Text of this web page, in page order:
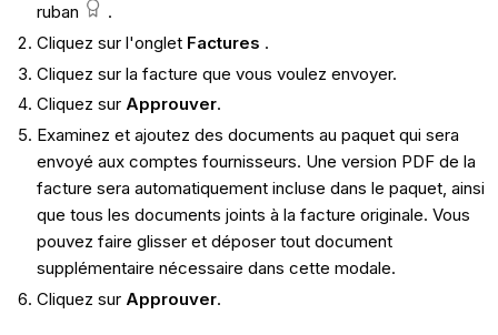
ruban
.
Cliquez sur l'onglet Factures .
Cliquez sur la facture que vous voulez envoyer.
Cliquez sur Approuver.
Examinez et ajoutez des documents au paquet qui sera
envoyé aux comptes fournisseurs. Une version PDF de la
facture sera automatiquement incluse dans le paquet, ainsi
que tous les documents joints à la facture originale. Vous
pouvez faire glisser et déposer tout document
supplémentaire nécessaire dans cette modale.
Cliquez sur Approuver.